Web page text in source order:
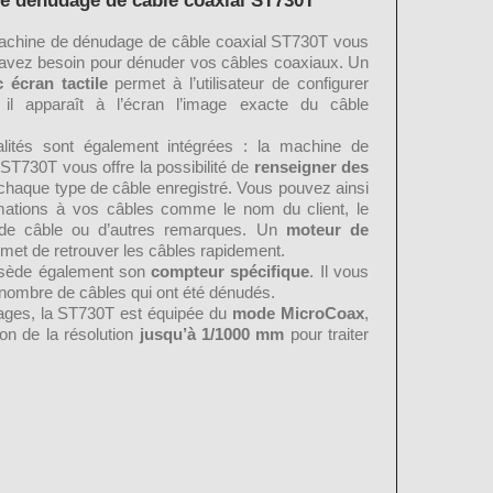
de dénudage de câble coaxial ST730T vous
besoin pour dénuder vos câbles coaxiaux. Un
écran tactilepermet à l’utilisateur de configurer
apparaît à l’écran l’image exacte du câble
sont également intégrées : la machine de
vous offre la possibilité de renseigner des
type de câble enregistré. Vous pouvez ainsi
à vos câbles comme le nom du client, le
câble ou d’autres remarques. Un moteur de
de retrouver les câbles rapidement.
également soncompteur spécifique. Il vous
de câbles qui ont été dénudés.
la ST730T est équipée du mode MicroCoax,
de la résolution jusqu’à 1/1000 mm pour traiter